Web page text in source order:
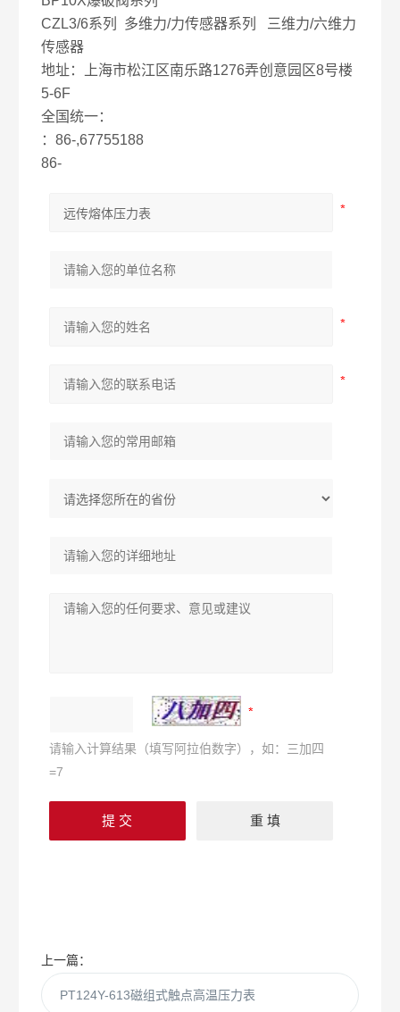
CZL3/6系列 多维力/力传感器系列 三维力/六维力
传感器
地址：上海市松江区南乐路1276弄创意园区8号楼
5-6F
全国统一：
：86-,67755188
86-
请输入计算结果（填写阿拉伯数字），如：三加四
=7
上一篇：
PT124Y-613磁组式触点高温压力表